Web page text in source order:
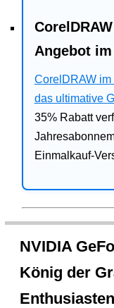
Angebot
CorelDRAW im
das ultimative
35% Rabatt
Einmalkauf-
NVIDIA
König der
Enthusiasten